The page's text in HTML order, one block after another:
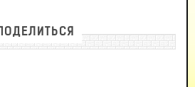
ПОДЕЛИТЬСЯ